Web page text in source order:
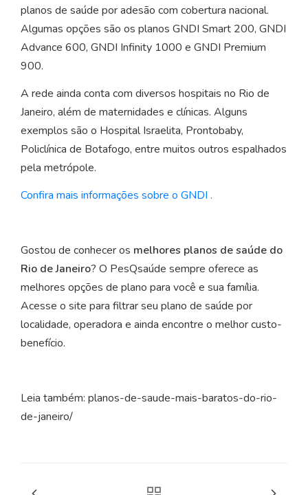
planos de saúde por adesão com cobertura nacional.
Algumas opções são os planos GNDI Smart 200, GNDI
Advance 600, GNDI Infinity 1000 e GNDI Premium
900.
A rede ainda conta com diversos hospitais no Rio de
Janeiro, além de maternidades e clínicas. Alguns
exemplos são o Hospital Israelita, Prontobaby,
Policlínica de Botafogo, entre muitos outros espalhados
pela metrópole.
Confira mais informações sobre o GNDI .
Gostou de conhecer os melhores planos de saúde do
Rio de Janeiro? O PesQsaúde sempre oferece as
melhores opções de plano para você e sua família.
Acesse o site para filtrar seu plano de saúde por
localidade, operadora e ainda encontre o melhor custo-
benefício.
Leia também: planos-de-saude-mais-baratos-do-rio-
de-janeiro/